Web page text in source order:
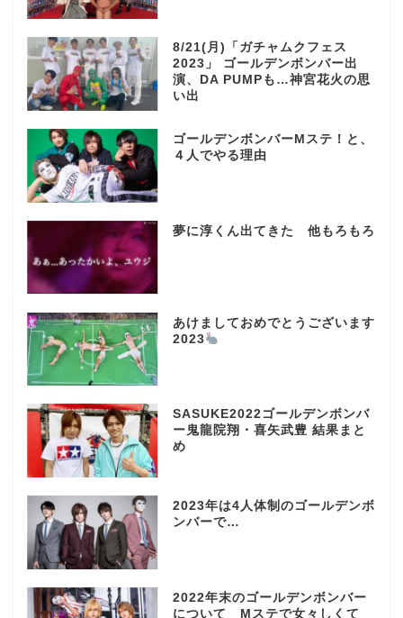
8/21(月)「ガチャムクフェス
2023」 ゴールデンボンバー出
演、DA PUMPも…神宮花火の思
い出
ゴールデンボンバーMステ！と、
４人でやる理由
夢に淳くん出てきた 他もろもろ
あけましておめでとうございます
2023
SASUKE2022ゴールデンボンバ
ー鬼龍院翔・喜矢武豊 結果まと
め
2023年は4人体制のゴールデンボ
ンバーで…
2022年末のゴールデンボンバー
について Mステで女々しくて